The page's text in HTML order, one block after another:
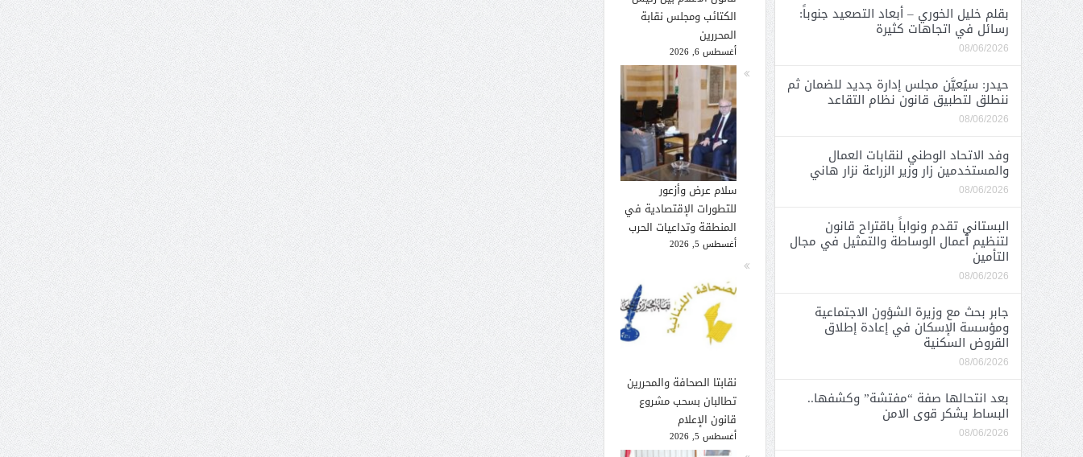
الكتائب ومجلس نقابة
المحررين
أغسطس 6, 2026
سلام عرض وأزعور
للتطورات الإقتصادية في
المنطقة وتداعيات الحرب
أغسطس 5, 2026
نقابتا الصحافة والمحررين
تطالبان بسحب مشروع
قانون الإعلام
أغسطس 5, 2026
بقلم خليل الخوري – أبعاد التصعيد جنوباً:
رسائل في اتجاهات كثيرة
08/06/2026
حيدر: سيُعيَّن مجلس إدارة جديد للضمان ثم
ننطلق لتطبيق قانون نظام التقاعد
08/06/2026
وفد الاتحاد الوطني لنقابات العمال
والمستخدمين زار وزير الزراعة نزار هاني
08/06/2026
البستاني تقدم ونواباً باقتراح قانون
لتنظيم أعمال الوساطة والتمثيل في مجال
التأمين
08/06/2026
جابر بحث مع وزيرة الشؤون الاجتماعية
ومؤسسة الإسكان في إعادة إطلاق
القروض السكنية
08/06/2026
بعد انتحالها صفة “مفتشة” وكشفها..
البساط يشكر قوى الامن
08/06/2026